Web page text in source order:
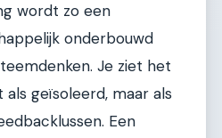
wordt zo een
onderbouwd
Je ziet het
geïsoleerd, maar als
Een